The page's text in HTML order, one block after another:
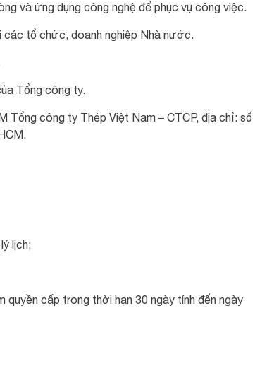
và ứng dụng công nghệ để phục vụ công việc.
các tổ chức, doanh nghiệp Nhà nước.
Tổng công ty.
Tổng công ty Thép Việt Nam – CTCP, địa chỉ: số
lịch;
cấp trong thời hạn 30 ngày tính đến ngày